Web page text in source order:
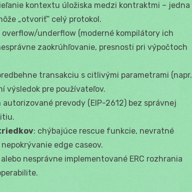
kontextu úložiska medzi kontraktmi – jedna
„otvoriť“ celý protokol.
overflow/underflow (moderné kompilátory ich
zaokrúhľovanie, presnosti pri výpočtoch
transakciu s citlivými parametrami (napr.
výsledok pre používateľov.
autorizované prevody (EIP-2612) bez správnej
: chýbajúce rescue funkcie, nevratné
edge caseov.
nesprávne implementované ERC rozhrania